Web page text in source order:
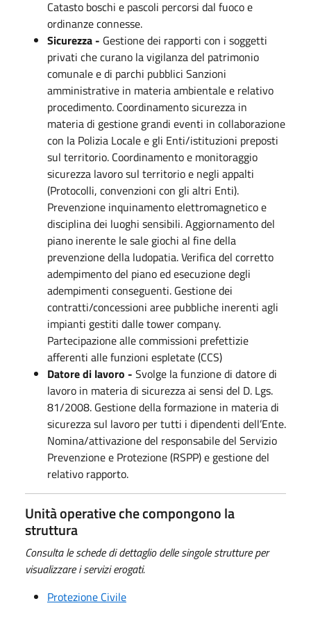
Catasto boschi e pascoli percorsi dal fuoco e
ordinanze connesse.
Sicurezza - Gestione dei rapporti con i soggetti
privati che curano la vigilanza del patrimonio
comunale e di parchi pubblici Sanzioni
amministrative in materia ambientale e relativo
procedimento. Coordinamento sicurezza in
materia di gestione grandi eventi in collaborazione
con la Polizia Locale e gli Enti/istituzioni preposti
sul territorio. Coordinamento e monitoraggio
sicurezza lavoro sul territorio e negli appalti
(Protocolli, convenzioni con gli altri Enti).
Prevenzione inquinamento elettromagnetico e
disciplina dei luoghi sensibili. Aggiornamento del
piano inerente le sale giochi al fine della
prevenzione della ludopatia. Verifica del corretto
adempimento del piano ed esecuzione degli
adempimenti conseguenti. Gestione dei
contratti/concessioni aree pubbliche inerenti agli
impianti gestiti dalle tower company.
Partecipazione alle commissioni prefettizie
afferenti alle funzioni espletate (CCS)
Datore di lavoro - Svolge la funzione di datore di
lavoro in materia di sicurezza ai sensi del D. Lgs.
81/2008. Gestione della formazione in materia di
sicurezza sul lavoro per tutti i dipendenti dell’Ente.
Nomina/attivazione del responsabile del Servizio
Prevenzione e Protezione (RSPP) e gestione del
relativo rapporto.
Unità operative che compongono la
struttura
Consulta le schede di dettaglio delle singole strutture per
visualizzare i servizi erogati.
Protezione Civile